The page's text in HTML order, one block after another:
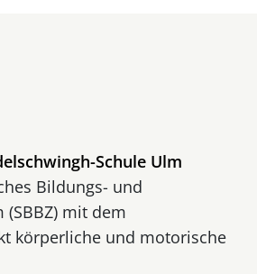
Schule Ulm
Bildungs- und
mit dem
körperliche und motorische